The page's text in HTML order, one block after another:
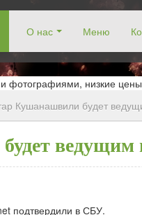
О нас Меню
в Новокосино, заказ
фотографиями, низкие
Кушанашвили будет
ведущим
подтвердили в СБУ.